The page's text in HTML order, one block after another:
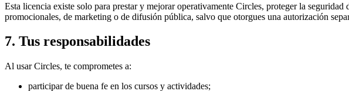
Esta licencia existe solo para prestar y mejorar operativamente Circles, proteger la
promocionales, de marketing o de difusión pública, salvo que otorgues una autorización
7. Tus responsabilidades
Al usar Circles, te comprometes a:
participar de buena fe en los cursos y actividades;